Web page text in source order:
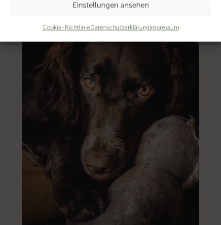
Einstellungen ansehen
Cookie-RichtlinieDatenschutzerklärungImpressum